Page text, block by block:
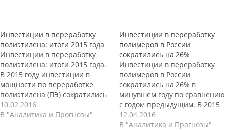
Инвестиции в переработку
полиэтилена: итоги 2015 года
Инвестиции в переработку
полиэтилена: итоги 2015 года.
В 2015 году инвестиции в
мощности по переработке
полиэтилена (ПЭ) сократились
на 30% и составили $184 млн.
Наибольшее сокращение
10.02.2016
В "Аналитика и Прогнозы"
Инвестиции в переработку
полимеров в России
сократились на 26%
Инвестиции в переработку
полимеров в России
сократились на 26% в
минувшем году по сравнению
с годом предыдущим. В 2015
году инвестиции в
переработку полимеров
12.04.2016
В "Аналитика и Прогнозы"